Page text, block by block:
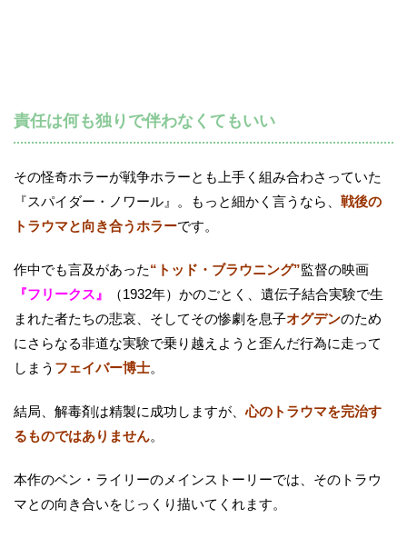
責任は何も独りで伴わなくてもいい
その怪奇ホラーが戦争ホラーとも上手く組み合わさっていた
『スパイダー・ノワール』。もっと細かく言うなら、 戦後の
トラウマと向き合うホラーです。
作中でも言及があった“トッド・ブラウニング”監督の映画
『フリークス』
（1932年）かのごとく、遺伝子結合実験で生
まれた者たちの悲哀、そしてその惨劇を息子オグデンのため
にさらなる非道な実験で乗り越えようと歪んだ行為に走って
しまう フェイバー博士。
結局、解毒剤は精製に成功しますが、心のトラウマを完治す
るものではありません。
本作のベン・ライリーのメインストーリーでは、そのトラウ
マとの向き合いをじっくり描いてくれます。